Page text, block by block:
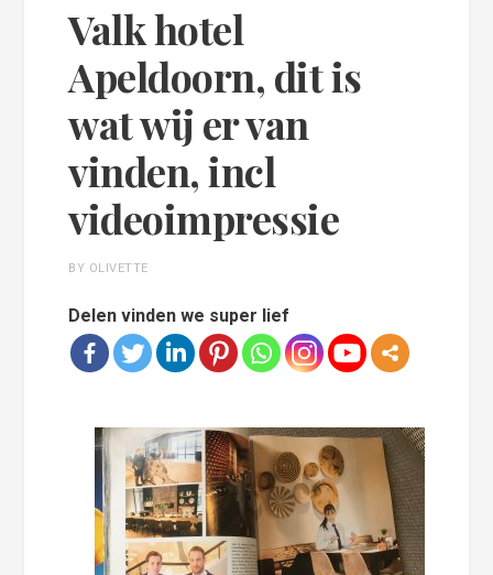
Valk hotel
Apeldoorn, dit is
wat wij er van
vinden, incl
videoimpressie
BY OLIVETTE
Delen vinden we super lief